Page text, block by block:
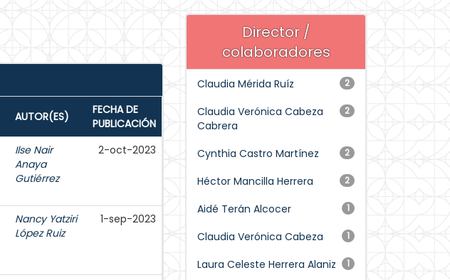
AUTOR(ES)
FECHA DE
PUBLICACIÓN
Ilse Nair
Anaya
Gutiérrez
2-oct-2023
Nancy Yatziri
López Ruiz
1-sep-2023
Director /
colaboradores
2
Claudia Mérida Ruíz
2
Claudia Verónica Cabeza
Cabrera
2
Cynthia Castro Martínez
2
Héctor Mancilla Herrera
1
Aidé Terán Alcocer
1
Claudia Verónica Cabeza
1
Laura Celeste Herrera Alaniz